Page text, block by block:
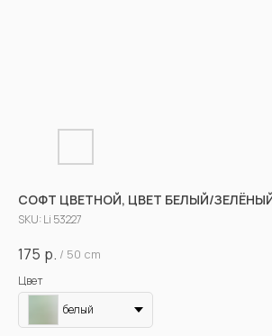
СОФТ ЦВЕТНОЙ, ЦВЕТ БЕЛЫЙ/
SKU: Li 53227
175 р. / 50 cm
Цвет
белый